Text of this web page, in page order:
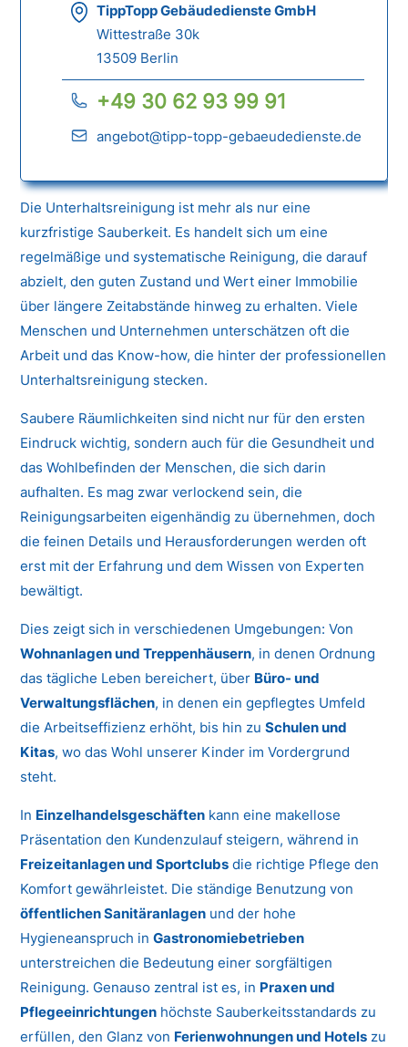
TippTopp Gebäudedienste GmbH
Wittestraße 30k
13509 Berlin
+49 30 62 93 99 91
angebot@tipp-topp-gebaeudedienste.de
Die Unterhaltsreinigung ist mehr als nur eine
kurzfristige Sauberkeit. Es handelt sich um eine
regelmäßige und systematische Reinigung, die darauf
abzielt, den guten Zustand und Wert einer Immobilie
über längere Zeitabstände hinweg zu erhalten. Viele
Menschen und Unternehmen unterschätzen oft die
Arbeit und das Know-how, die hinter der professionellen
Unterhaltsreinigung stecken.
Saubere Räumlichkeiten sind nicht nur für den ersten
Eindruck wichtig, sondern auch für die Gesundheit und
das Wohlbefinden der Menschen, die sich darin
aufhalten. Es mag zwar verlockend sein, die
Reinigungsarbeiten eigenhändig zu übernehmen, doch
die feinen Details und Herausforderungen werden oft
erst mit der Erfahrung und dem Wissen von Experten
bewältigt.
Dies zeigt sich in verschiedenen Umgebungen: Von
Wohnanlagen und Treppenhäusern, in denen Ordnung
das tägliche Leben bereichert, über Büro- und
Verwaltungsflächen, in denen ein gepflegtes Umfeld
die Arbeitseffizienz erhöht, bis hin zuSchulen und
Kitas, wo das Wohl unserer Kinder im Vordergrund
steht.
In Einzelhandelsgeschäften kann eine makellose
Präsentation den Kundenzulauf steigern, während in
Freizeitanlagen und Sportclubs die richtige Pflege den
Komfort gewährleistet. Die ständige Benutzung von
öffentlichen Sanitäranlagen und der hohe
Hygieneanspruch inGastronomiebetrieben
unterstreichen die Bedeutung einer sorgfältigen
Reinigung. Genauso zentral ist es, in Praxen und
Pflegeeinrichtungen höchste Sauberkeitsstandards zu
erfüllen, den Glanz von Ferienwohnungen und Hotels zu